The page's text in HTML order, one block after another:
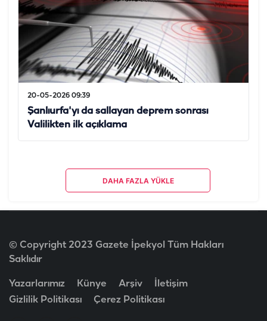
20-05-2026 09:39
Şanlıurfa'yı da sallayan deprem sonrası
Valilikten ilk açıklama
DAHA FAZLA YÜKLE
© Copyright 2023 Gazete İpekyol Tüm Hakları
Saklıdır
Yazarlarımız Künye Arşiv
İletişim
Gizlilik Politikası
Çerez Politikası